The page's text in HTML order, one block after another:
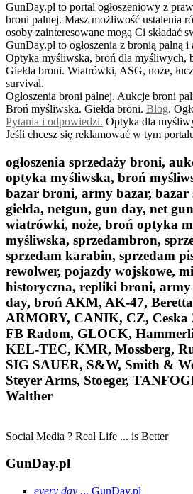
GunDay.pl to portal ogłoszeniowy z
broni palnej. Masz możliwość ustalenia
osoby zainteresowane mogą Ci składać
GunDay.pl to ogłoszenia z bronią palną
Optyka myśliwska, broń dla myśliwych,
Giełda broni. Wiatrówki, ASG, noże,
survival.
Ogłoszenia broni palnej. Aukcje broni
Broń myśliwska. Giełda broni. Blog.
Pytania i odpowiedzi. Optyka dla
Jeśli chcesz się reklamować w tym
ogłoszenia sprzedaży broni,
optyka myśliwska, broń
bazar broni, army bazar, bazar
giełda, netgun, gun day, net
wiatrówki, noże, broń optyka
myśliwska, sprzedambron,
sprzedam karabin, sprzedam
rewolwer, pojazdy wojskowe,
historyczna, repliki broni, army
day, broń AKM, AK-47,
ARMORY, CANIK, CZ,
FB Radom, GLOCK,
KEL-TEC, KMR, Mossberg,
SIG SAUER, S&W, Smith &
Steyer Arms, Stoeger,
Walther
Social Media ? Real Life ... is Better
GunDay.pl
every day ... GunDay.pl